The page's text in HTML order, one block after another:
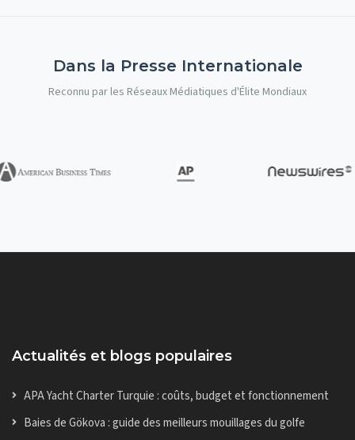
Dans la Presse Internationale
Reconnu par les Réseaux Médiatiques d'Élite Mondiaux
Actualités et blogs populaires
APA Yacht Charter Turquie : coûts, budget et fonctionnement
Baies de Gökova : guide des meilleurs mouillages du golfe